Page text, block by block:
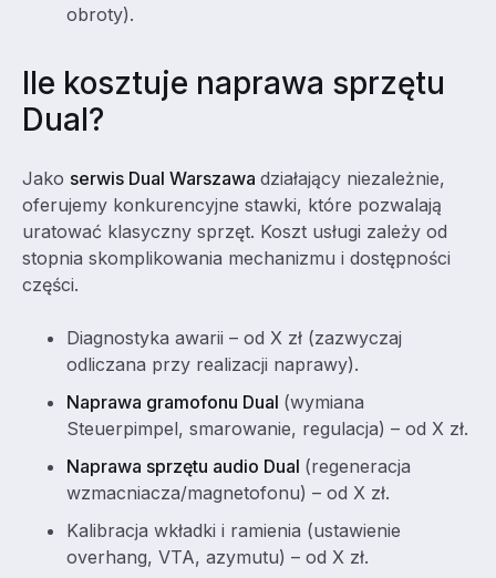
obroty).
Ile kosztuje naprawa sprzętu
Dual?
Jako serwis Dual Warszawa działający niezależnie,
oferujemy konkurencyjne stawki, które pozwalają
uratować klasyczny sprzęt. Koszt usługi zależy od
stopnia skomplikowania mechanizmu i dostępności
części.
Diagnostyka awarii – od X zł (zazwyczaj
odliczana przy realizacji naprawy).
Naprawa gramofonu Dual (wymiana
Steuerpimpel, smarowanie, regulacja) – od X zł.
Naprawa sprzętu audio Dual (regeneracja
wzmacniacza/magnetofonu) – od X zł.
Kalibracja wkładki i ramienia (ustawienie
overhang, VTA, azymutu) – od X zł.